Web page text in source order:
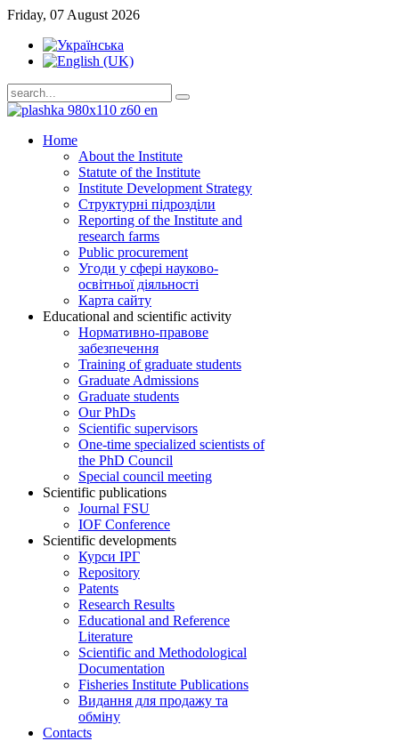
Friday, 07 August 2026
Home
About the Institute
Statute of the Institute
Institute Development Strategy
Структурні підрозділи
Reporting of the Institute and
research farms
Public procurement
Угоди у сфері науково-
освітньої діяльності
Карта сайту
Educational and scientific activity
Нормативно-правове
забезпечення
Training of graduate students
Graduate Admissions
Graduate students
Our PhDs
Scientific supervisors
One-time specialized scientists of
the PhD Council
Special council meeting
Scientific publications
Journal FSU
IOF Conference
Scientific developments
Курси ІРГ
Repository
Patents
Research Results
Educational and Reference
Literature
Scientific and Methodological
Documentation
Fisheries Institute Publications
Видання для продажу та
обміну
Contacts